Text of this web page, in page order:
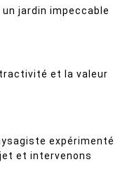
jardin impeccable
et la valeur
expérimenté
et intervenons